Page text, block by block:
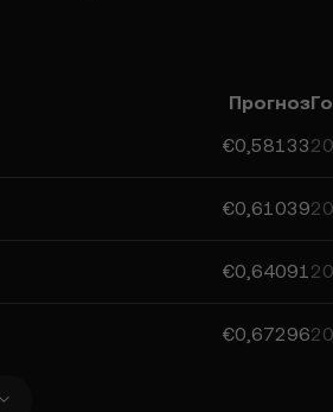
технологические прорывы в
Прогноз
€0,58133
€0,61039
€0,64091
€0,67296